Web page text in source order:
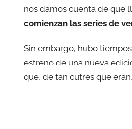
nos damos cuenta de que
comienzan las series de
Sin embargo, hubo
estreno de una nueva
que, de tan cutres que